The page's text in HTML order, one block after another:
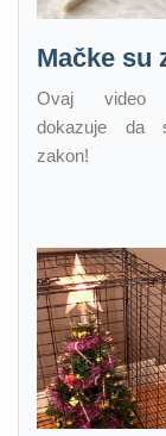
Mačke su
Ovaj video
dokazuje da
zakon!